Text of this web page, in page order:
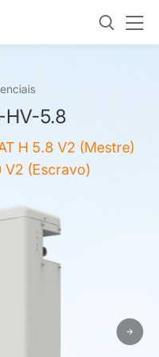
HV-5.8
H 5.8 V2 (Mestre)
V2 (Escravo)